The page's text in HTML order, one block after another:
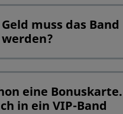
muss das Band
eine
in ein VIP-Band